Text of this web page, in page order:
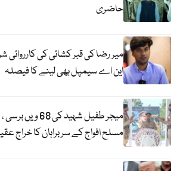
حاضری
میر رضا کی قبر کشائی کی کارروائی
این اے سیمپل بھی لینے کا فیصلہ
میجر طفیل شہید
مسلح افواج کے سربراہان کا خراج